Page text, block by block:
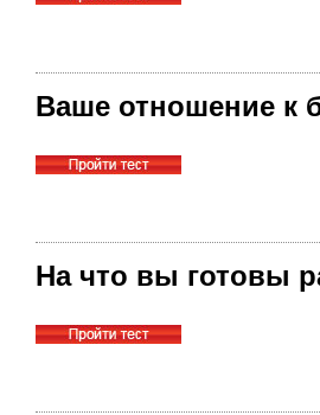
Ваше отношение к
На что вы готовы